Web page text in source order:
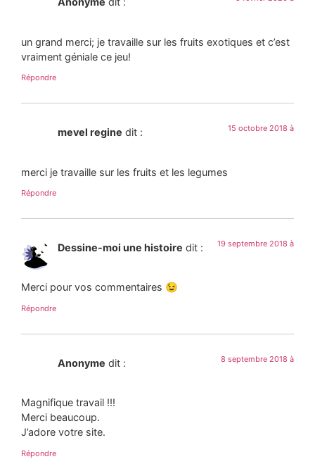
un grand merci; je travaille sur les fruits exotiques et c’est
vraiment géniale ce jeu!
Répondre
mevel regine dit : 15 octobre 2018 à
merci je travaille sur les fruits et les legumes
Répondre
Dessine-moi une histoire dit : 19 septembre 2018 à
Merci pour vos commentaires 😉
Répondre
Anonyme dit : 8 septembre 2018 à
Magnifique travail !!!
Merci beaucoup.
J’adore votre site.
Répondre